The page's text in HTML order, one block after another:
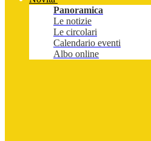
Panoramica
Le notizie
Le circolari
Calendario eventi
Albo online